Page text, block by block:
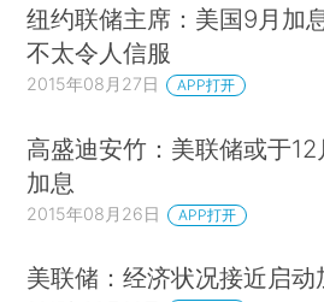
纽约联储主席：美国9月加
不太令人信服
2015年08月27日 APP打开
高盛迪安竹：美联储或于12
加息
2015年08月26日 APP打开
美联储：经济状况接近启动